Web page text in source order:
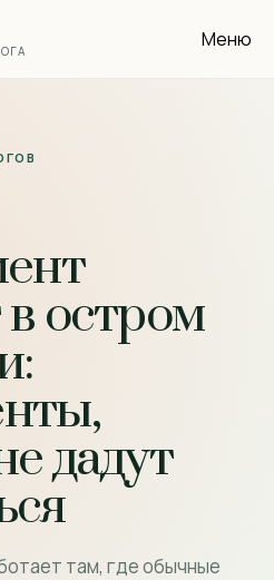
Меню
остром
дадут
там, где обычные